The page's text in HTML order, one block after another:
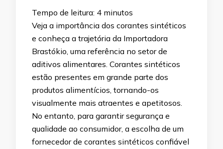
Tempo de leitura: 4 minutos
Veja a importância dos corantes sintéticos
e conheça a trajetória da Importadora
Brastókio, uma referência no setor de
aditivos alimentares. Corantes sintéticos
estão presentes em grande parte dos
produtos alimentícios, tornando-os
visualmente mais atraentes e apetitosos.
No entanto, para garantir segurança e
qualidade ao consumidor, a escolha de um
fornecedor de corantes sintéticos confiável